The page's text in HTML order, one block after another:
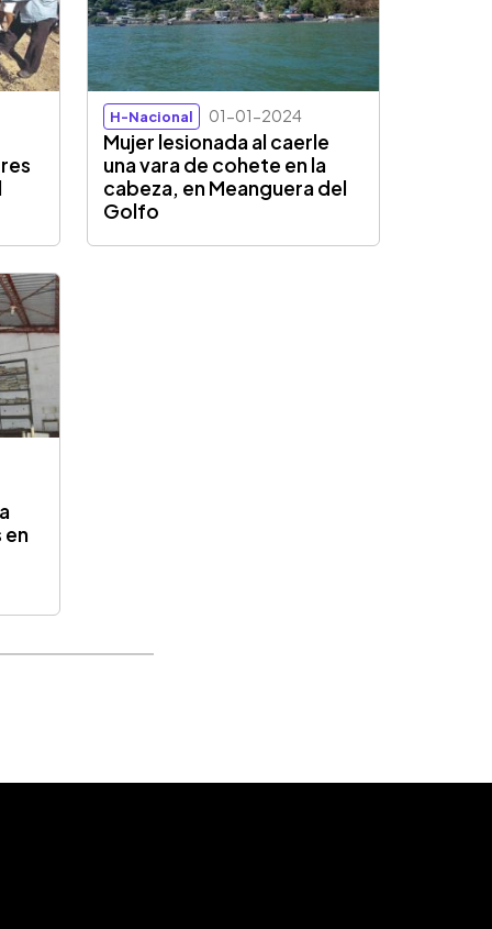
H-Nacional 01-01-2024
Mujer lesionada al caerle
una vara de cohete en la
cabeza, en Meanguera del
Golfo